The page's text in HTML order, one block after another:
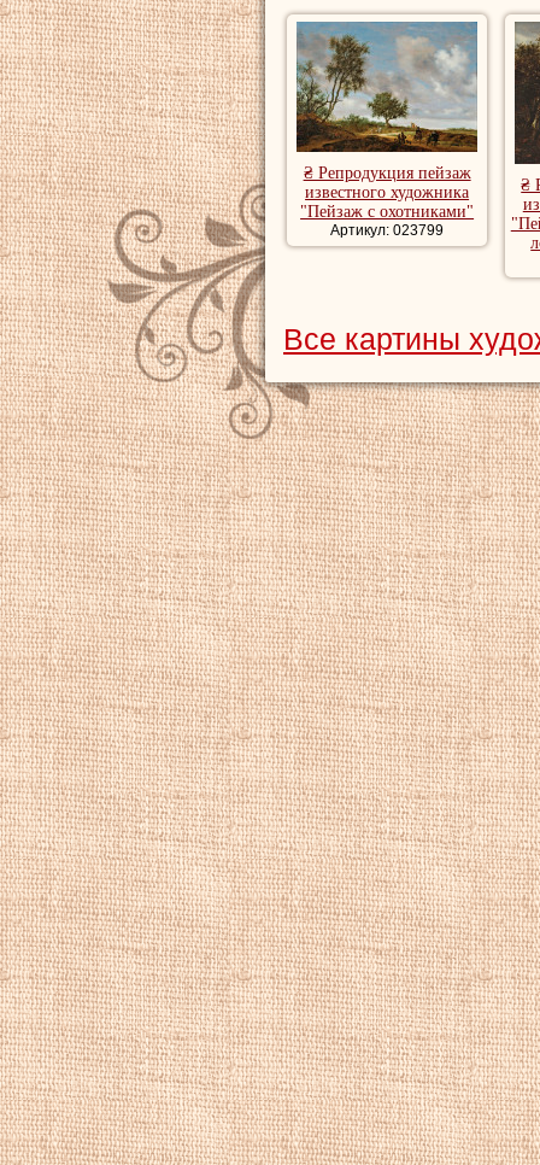
₴ Репродукция пейзаж
известного художника
"Пейзаж с охотниками"
Артикул: 023799
₴
Все картины